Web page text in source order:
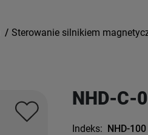
/ Sterowanie silnikiem
NHD-C-
Indeks: NHD-100